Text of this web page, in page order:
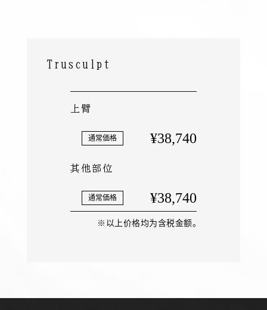
Trusculpt
上臂
¥38,740
其他部位
¥38,740
※以上价格均为含税金额。